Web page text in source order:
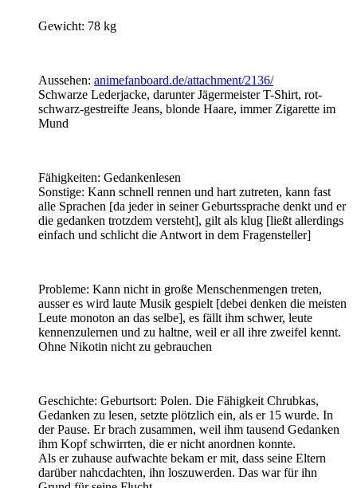
Gewicht: 78 kg
Aussehen: animefanboard.de/attachment/2136/
Schwarze Lederjacke, darunter Jägermeister T-Shirt, rot-
schwarz-gestreifte Jeans, blonde Haare, immer Zigarette im
Mund
Fähigkeiten: Gedankenlesen
Sonstige: Kann schnell rennen und hart zutreten, kann fast
alle Sprachen [da jeder in seiner Geburtssprache denkt und er
die gedanken trotzdem versteht], gilt als klug [ließt allerdings
einfach und schlicht die Antwort in dem Fragensteller]
Probleme: Kann nicht in große Menschenmengen treten,
ausser es wird laute Musik gespielt [debei denken die meisten
Leute monoton an das selbe], es fällt ihm schwer, leute
kennenzulernen und zu haltne, weil er all ihre zweifel kennt.
Ohne Nikotin nicht zu gebrauchen
Geschichte: Geburtsort: Polen. Die Fähigkeit Chrubkas,
Gedanken zu lesen, setzte plötzlich ein, als er 15 wurde. In
der Pause. Er brach zusammen, weil ihm tausend Gedanken
ihm Kopf schwirrten, die er nicht anordnen konnte.
Als er zuhause aufwachte bekam er mit, dass seine Eltern
darüber nahcdachten, ihn loszuwerden. Das war für ihn